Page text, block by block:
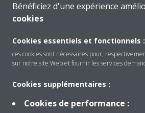
Produits
Bénéficiez d'une expérience
cookies
Cookies essentiels et fonctionnels :
ces cookies sont nécessaires pour,
sur notre site Web et fournir les services
Cookies supplémentaires :
Cookies de performance :